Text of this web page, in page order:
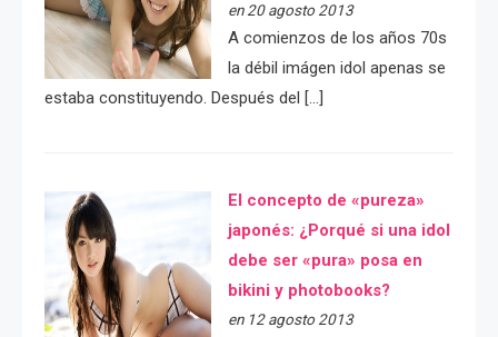
en 20 agosto 2013
A comienzos de los años 70s
la débil imágen idol apenas se
estaba constituyendo. Después del […]
El concepto de «pureza»
japonés: ¿Porqué si una idol
debe ser «pura» posa en
bikini y photobooks?
en 12 agosto 2013